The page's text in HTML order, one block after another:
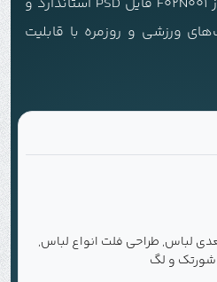
ورزشی و روزمره با قابلیت
لباس, طراحی فلت انواع لباس,
شورتک و لگ